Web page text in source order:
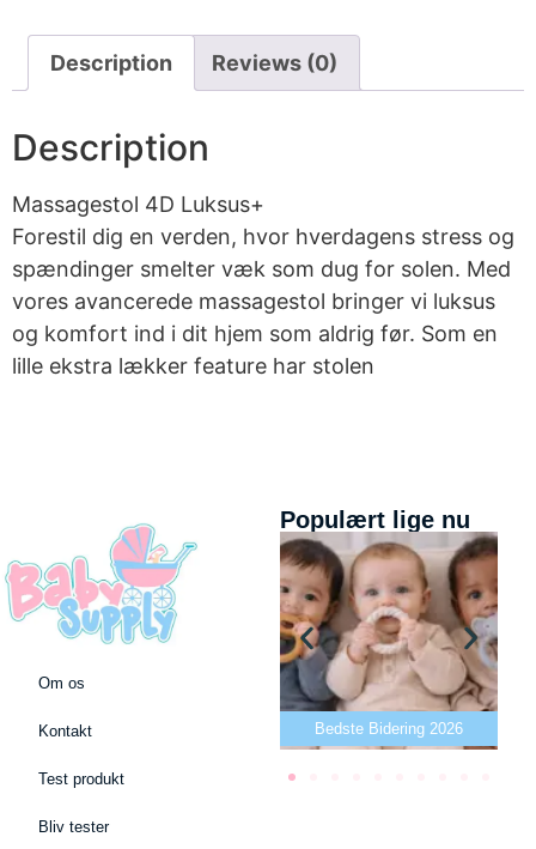
Description Reviews (0)
Description
Massagestol 4D Luksus+
Forestil dig en verden, hvor hverdagens stress og
spændinger smelter væk som dug for solen. Med
vores avancerede massagestol bringer vi luksus
og komfort ind i dit hjem som aldrig før. Som en
lille ekstra lækker feature har stolen
Om os
Kontakt
Test produkt
Bliv tester
Populært lige nu
Bedste puslepude 2026 Bedste Bidering 2026